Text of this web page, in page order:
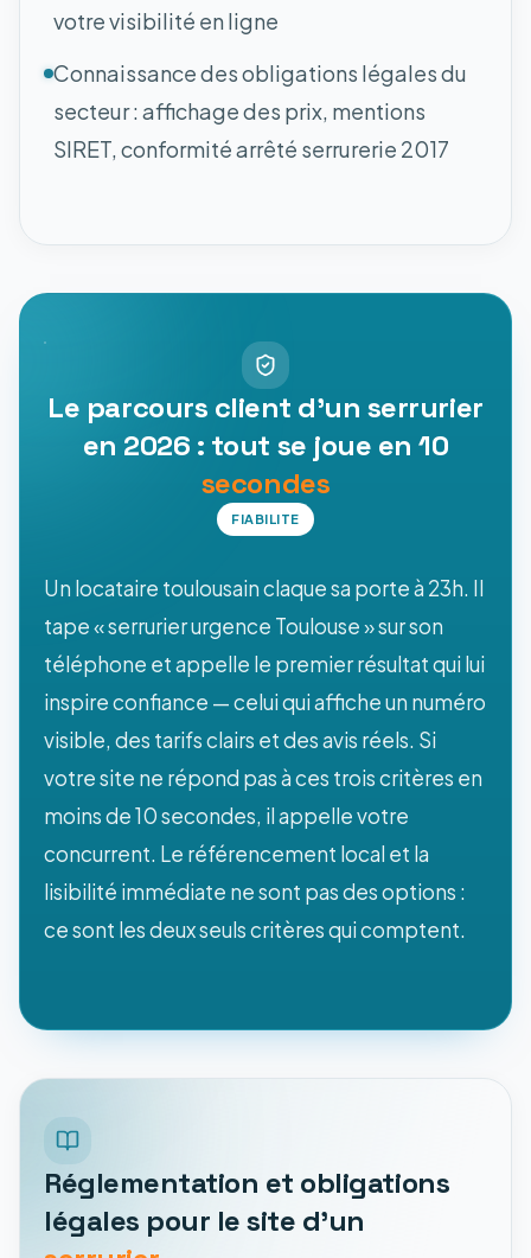
votre visibilité en ligne
Connaissance des obligations légales du
secteur : affichage des prix, mentions
SIRET, conformité arrêté serrurerie 2017
Le parcours client d'un serrurier
en 2026 : tout se joue en 10
secondes
FIABILITE
Un locataire toulousain claque sa porte à 23h. Il
tape « serrurier urgence Toulouse » sur son
téléphone et appelle le premier résultat qui lui
inspire confiance — celui qui affiche un numéro
visible, des tarifs clairs et des avis réels. Si
votre site ne répond pas à ces trois critères en
moins de 10 secondes, il appelle votre
concurrent. Le référencement local et la
lisibilité immédiate ne sont pas des options :
ce sont les deux seuls critères qui comptent.
Réglementation et obligations
légales pour le site d'un